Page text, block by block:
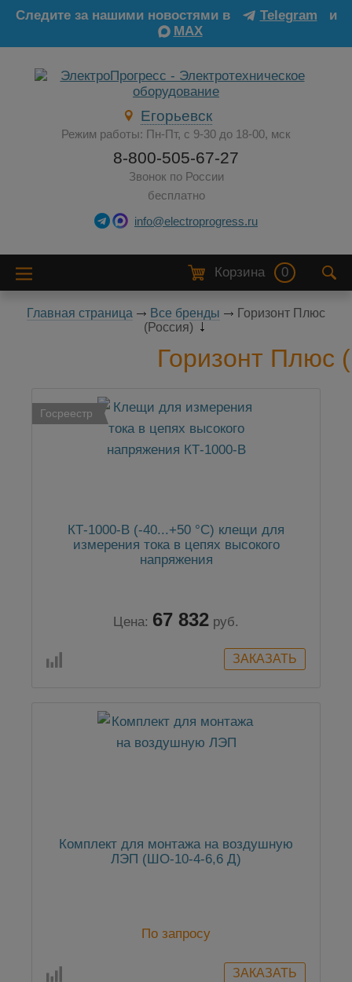
Следите за нашими новостями в Telegram
и
MAX
Егорьевск
Режим работы: Пн-Пт, с 9-30 до 18-00, мск
8-800-505-67-27
Звонок по России
бесплатно
info@electroprogress.ru
Корзина 0
Главная страница Все бренды
Горизонт Плюс
(Россия)
Горизонт Плюс
Госреестр
КТ-1000-В (-40...+50 °C) клещи для
измерения тока в цепях высокого
напряжения
Цена: 67 832 руб.
Комплект для монтажа на воздушную
ЛЭП (ШО-10-4-6,6 Д)
По запросу